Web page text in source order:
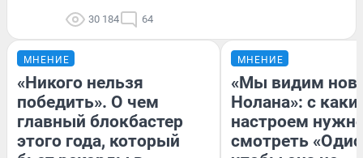
30 184 64
МНЕНИЕ
«Никого нельзя
победить». О чем
главный блокбастер
этого года, который
МНЕНИЕ
«Мы видим
Нолана»: с
настроем
смотреть